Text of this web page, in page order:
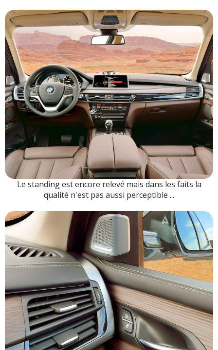
Le standing est encore relevé mais dans les faits la
qualité n'est pas aussi perceptible ...